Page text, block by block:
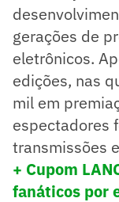
gerações de
eletrônicos.
edições, nas
mil em
espectadores
transmissões
+ Cupom
fanáticos por